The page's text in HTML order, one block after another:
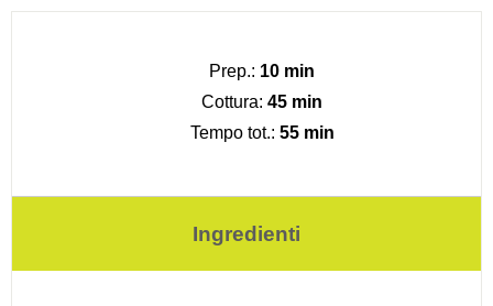
Prep.: 10 min
Cottura: 45 min
Tempo tot.: 55 min
Ingredienti